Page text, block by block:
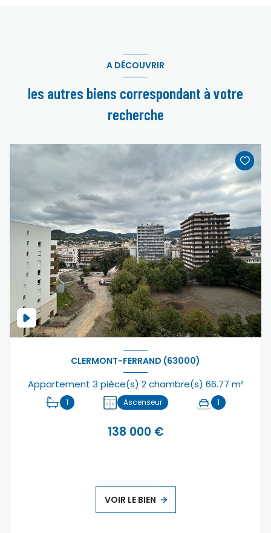
A DÉCOUVRIR
les autres biens correspondant à votre
recherche
CLERMONT-FERRAND (63000)
Appartement 3 pièce(s) 2 chambre(s) 66.77 m²
1 Ascenseur 1
138 000 €
VOIR LE BIEN